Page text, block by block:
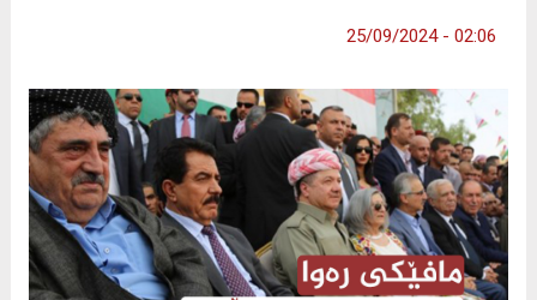
02:06 - 25/09/2024